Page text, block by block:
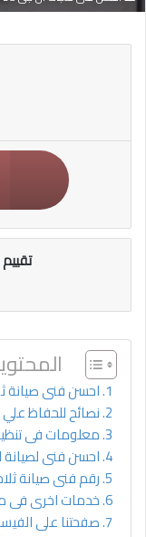
احسن فنى صيانة
نصائح للحفاظ
معلومات فى
احسن فنى
رقم فنى صيانة
خدمات اخرى فى
صفحتنا على